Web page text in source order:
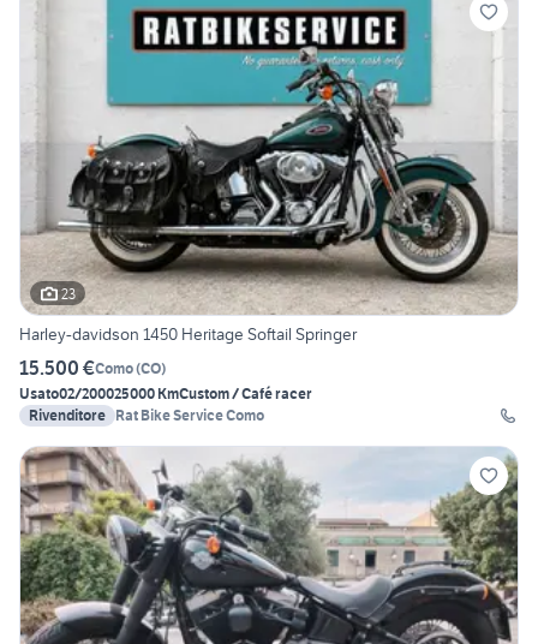
23
Harley-davidson 1450 Heritage Softail Springer
15.500 €Como(CO)
Usato02/200025000 KmCustom / Café racer
Rivenditore Rat Bike Service Como